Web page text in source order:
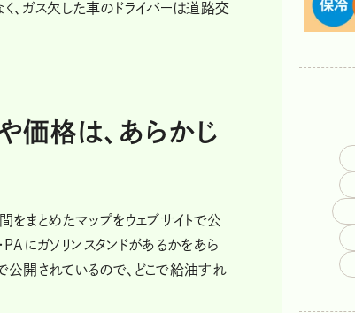
ガス欠した車のドライバーは道路交
価格は、あらかじ
まとめたマップをウェブサイトで公
にガソリンスタンドがあるかをあら
公開されているので、どこで給油すれ